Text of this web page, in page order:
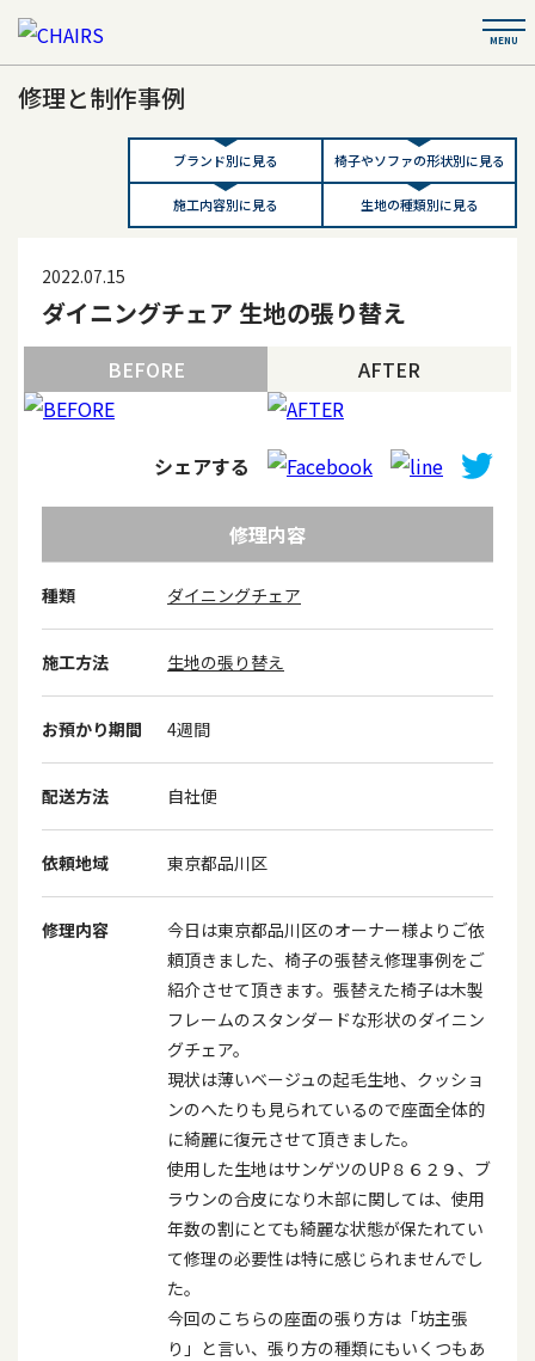
修理と制作事例
ブランド別に見る 椅子やソファの形状別に見る
施工内容別に見る 生地の種類別に見る
2022.07.15
ダイニングチェア 生地の張り替え
BEFORE AFTER
シェアする
修理内容
種類 ダイニングチェア
施工方法 生地の張り替え
お預かり期間 4週間
配送方法 自社便
依頼地域 東京都品川区
修理内容
今日は東京都品川区のオーナー様よりご依
頼頂きました、椅子の張替え修理事例をご
紹介させて頂きます。張替えた椅子は木製
フレームのスタンダードな形状のダイニン
グチェア。
現状は薄いベージュの起毛生地、クッショ
ンのへたりも見られているので座面全体的
に綺麗に復元させて頂きました。
使用した生地はサンゲツのUP８６２９、ブ
ラウンの合皮になり木部に関しては、使用
年数の割にとても綺麗な状態が保たれてい
て修理の必要性は特に感じられませんでし
た。
今回のこちらの座面の張り方は「坊主張
り」と言い、張り方の種類にもいくつもあ